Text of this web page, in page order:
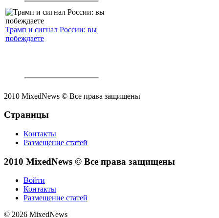
Трамп и сигнал России: вы
побеждаете
2010 MixedNews © Все права защищены
Страницы
Контакты
Размещение статей
2010 MixedNews © Все права защищены
Войти
Контакты
Размещение статей
© 2026 MixedNews